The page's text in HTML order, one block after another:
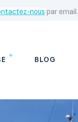
nous par email.
BLOG